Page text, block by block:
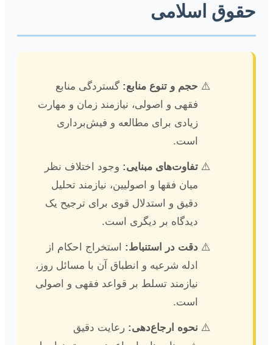
حقوق اسلامی
حجم و تنوع منابع: گستردگی منابع
فقهی و اصولی، نیازمند زمان و مهارت
زیادی برای مطالعه و فیش‌برداری
است.
تفاوت‌های مبنایی: وجود اختلاف نظر
میان فقها و اصولیین، نیازمند تحلیل
دقیق و استدلال قوی برای ترجیح یک
دیدگاه بر دیگری است.
دقت در استنباط: استخراج احکام از
ادله شرعیه و انطباق آن با مسائل روز،
نیازمند تسلط بر قواعد فقهی و اصولی
است.
نحوه ارجاع‌دهی: رعایت دقیق